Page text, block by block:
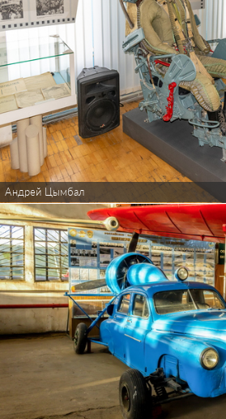
Андрей Цымбал